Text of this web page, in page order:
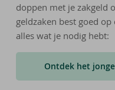
doppen met je zakgeld
geldzaken best goed
alles wat je nodig hebt:
Ontdek het